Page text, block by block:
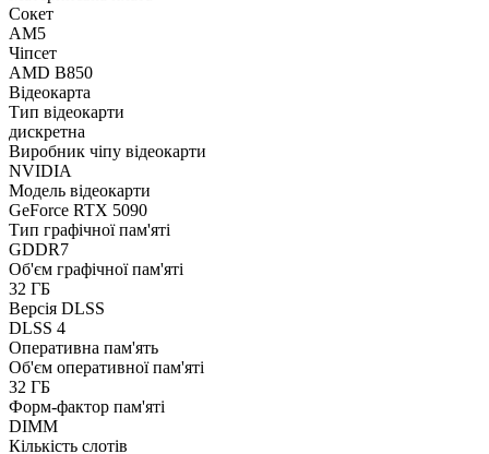
Сокет
AM5
Чіпсет
AMD B850
Відеокарта
Тип відеокарти
дискретна
Виробник чіпу відеокарти
NVIDIA
Модель відеокарти
GeForce RTX 5090
Тип графічної пам'яті
GDDR7
Об'єм графічної пам'яті
32 ГБ
Версія DLSS
DLSS 4
Оперативна пам'ять
Об'єм оперативної пам'яті
32 ГБ
Форм-фактор пам'яті
DIMM
Кількість слотів